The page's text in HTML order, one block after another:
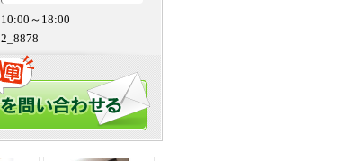
10:00～18:00
2_8878